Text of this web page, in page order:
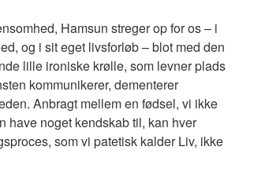
Hamsun streger op for os – i
og i sit eget livsforløb – blot med den
lille ironiske krølle, som levner plads
kommunikerer, dementerer
Anbragt mellem en fødsel, vi ikke
have noget kendskab til, kan hver
som vi patetisk kalder Liv, ikke